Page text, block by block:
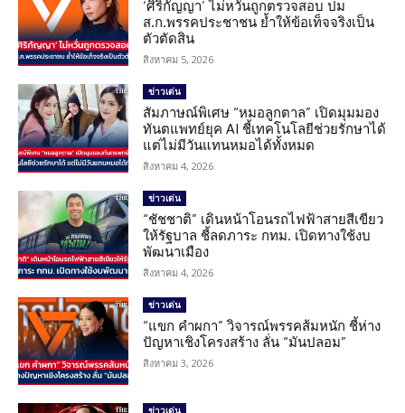
‘ศิริกัญญา’ ไม่หวั่นถูกตรวจสอบ ปม
ส.ก.พรรคประชาชน ย้ำให้ข้อเท็จจริงเป็น
ตัวตัดสิน
สิงหาคม 5, 2026
ข่าวเด่น
สัมภาษณ์พิเศษ “หมอลูกตาล” เปิดมุมมอง
ทันตแพทย์ยุค AI ชี้เทคโนโลยีช่วยรักษาได้
แต่ไม่มีวันแทนหมอได้ทั้งหมด
สิงหาคม 4, 2026
ข่าวเด่น
“ชัชชาติ” เดินหน้าโอนรถไฟฟ้าสายสีเขียว
ให้รัฐบาล ชี้ลดภาระ กทม. เปิดทางใช้งบ
พัฒนาเมือง
สิงหาคม 4, 2026
ข่าวเด่น
“แขก คำผกา” วิจารณ์พรรคส้มหนัก ชี้ห่าง
ปัญหาเชิงโครงสร้าง ลั่น “มันปลอม”
สิงหาคม 3, 2026